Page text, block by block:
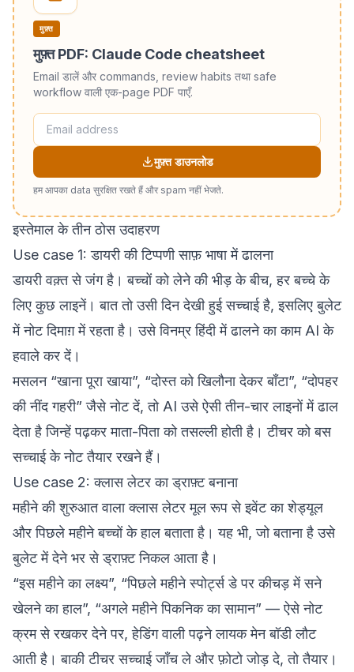
मुफ़्त
मुफ़्त PDF: Claude Code cheatsheet
Email डालें और commands, review habits तथा safe
workflow वाली एक-page PDF पाएँ.
मुफ़्त डाउनलोड
हम आपका data सुरक्षित रखते हैं और spam नहीं भेजते.
इस्तेमाल के तीन ठोस उदाहरण
Use case 1: डायरी की टिप्पणी साफ़ भाषा में ढालना
डायरी वक़्त से जंग है। बच्चों को लेने की भीड़ के बीच, हर बच्चे के
लिए कुछ लाइनें। बात तो उसी दिन देखी हुई सच्चाई है, इसलिए बुलेट
में नोट दिमाग़ में रहता है। उसे विनम्र हिंदी में ढालने का काम AI के
हवाले कर दें।
मसलन “खाना पूरा खाया”, “दोस्त को खिलौना देकर बाँटा”, “दोपहर
की नींद गहरी” जैसे नोट दें, तो AI उसे ऐसी तीन-चार लाइनों में ढाल
देता है जिन्हें पढ़कर माता-पिता को तसल्ली होती है। टीचर को बस
सच्चाई के नोट तैयार रखने हैं।
Use case 2: क्लास लेटर का ड्राफ़्ट बनाना
महीने की शुरुआत वाला क्लास लेटर मूल रूप से इवेंट का शेड्यूल
और पिछले महीने बच्चों के हाल बताता है। यह भी, जो बताना है उसे
बुलेट में देने भर से ड्राफ़्ट निकल आता है।
“इस महीने का लक्ष्य”, “पिछले महीने स्पोर्ट्स डे पर कीचड़ में सने
खेलने का हाल”, “अगले महीने पिकनिक का सामान” — ऐसे नोट
क्रम से रखकर देने पर, हेडिंग वाली पढ़ने लायक मेन बॉडी लौट
आती है। बाकी टीचर सच्चाई जाँच ले और फ़ोटो जोड़ दे, तो तैयार।